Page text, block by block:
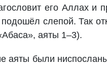
его Аллах и
подошёл слепой. Так
аяты 1–3).
аяты были